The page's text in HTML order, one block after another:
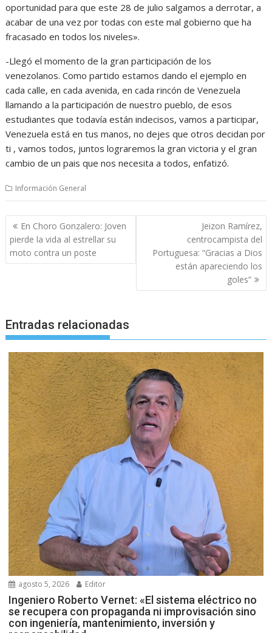
oportunidad para que este 28 de julio salgamos a derrotar, a
acabar de una vez por todas con este mal gobierno que ha
fracasado en todos los niveles».
-Llegó el momento de la gran participación de los
venezolanos. Como partido estamos dando el ejemplo en
cada calle, en cada avenida, en cada rincón de Venezuela
llamando a la participación de nuestro pueblo, de esos
estudiantes que todavía están indecisos, vamos a participar,
Venezuela está en tus manos, no dejes que otros decidan por
ti , vamos todos, juntos lograremos la gran victoria y el gran
cambio de un pais que nos necesita a todos, enfatizó.
Información General
Navegación
de
entradas
En Choro Gonzalero: Joven
pierde la vida al estrellar su
moto contra un poste
Jeizon Ramírez,
centrocampista del
Portuguesa: “Gracias a Dios
están apareciendo los
goles”
Entradas relacionadas
agosto 5, 2026 Editor
Ingeniero Roberto Vernet: «El sistema eléctrico no
se recupera con propaganda ni improvisación sino
con ingeniería, mantenimiento, inversión y